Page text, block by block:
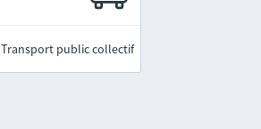
Transport public collectif